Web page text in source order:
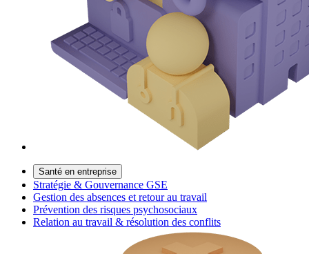
Santé en entreprise
Stratégie & Gouvernance GSE
Gestion des absences et retour au travail
Prévention des risques psychosociaux
Relation au travail & résolution des conflits